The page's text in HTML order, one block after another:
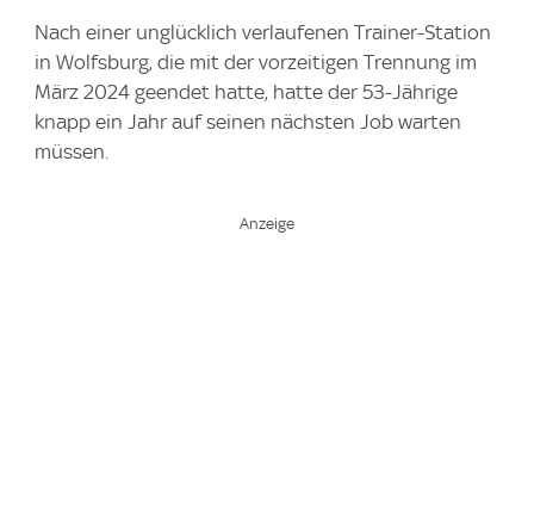
Nach einer unglücklich verlaufenen Trainer-Station
in Wolfsburg, die mit der vorzeitigen Trennung im
März 2024 geendet hatte, hatte der 53-Jährige
knapp ein Jahr auf seinen nächsten Job warten
müssen.